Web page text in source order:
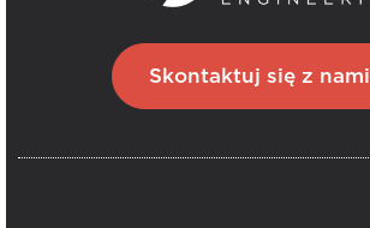
Skontaktuj się z nami